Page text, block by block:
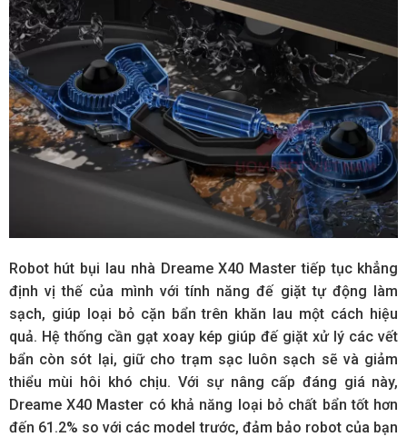
Robot hút bụi lau nhà Dreame X40 Master tiếp tục khẳng
định vị thế của mình với tính năng đế giặt tự động làm
sạch, giúp loại bỏ cặn bẩn trên khăn lau một cách hiệu
quả. Hệ thống cần gạt xoay kép giúp đế giặt xử lý các vết
bẩn còn sót lại, giữ cho trạm sạc luôn sạch sẽ và giảm
thiểu mùi hôi khó chịu. Với sự nâng cấp đáng giá này,
Dreame X40 Master có khả năng loại bỏ chất bẩn tốt hơn
đến 61.2% so với các model trước, đảm bảo robot của bạn